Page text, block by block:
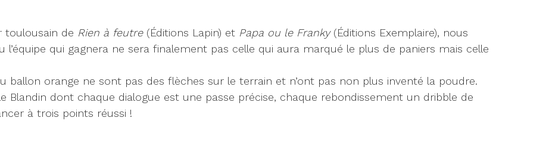
toulousain de Rien à feutre(Éditions Lapin) et Papa ou le Franky(Éditions Exemplaire), nous
qui gagnera ne sera finalement pas celle qui aura marqué le plus de paniers mais celle
ballon orange ne sont pas des flèches sur le terrain et n’ont pas non plus inventé la poudre.
Blandin dont chaque dialogue est une passe précise, chaque rebondissement un dribble de
à trois points réussi !